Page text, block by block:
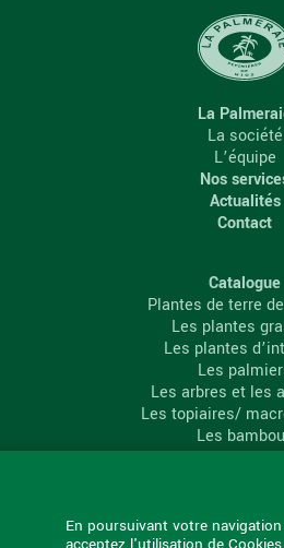
En poursuivant votre
La
La société
L’équipe
Nos
Actualités
Contact
Catalogue
Plantes de terre
Les plantes
Les plantes
Les
Les arbres et les
Les topiaires/
Les
Les
La